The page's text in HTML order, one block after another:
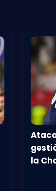
la